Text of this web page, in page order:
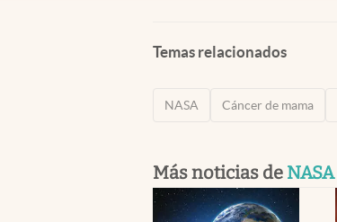
Temas relacionados
NASA Cáncer de mama
Más noticias de NASA